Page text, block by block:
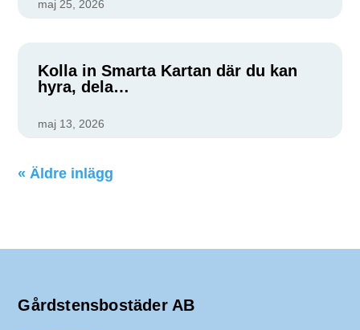
maj 25, 2026
Kolla in Smarta Kartan där du kan
hyra, dela…
maj 13, 2026
« Äldre inlägg
Gårdstensbostäder AB